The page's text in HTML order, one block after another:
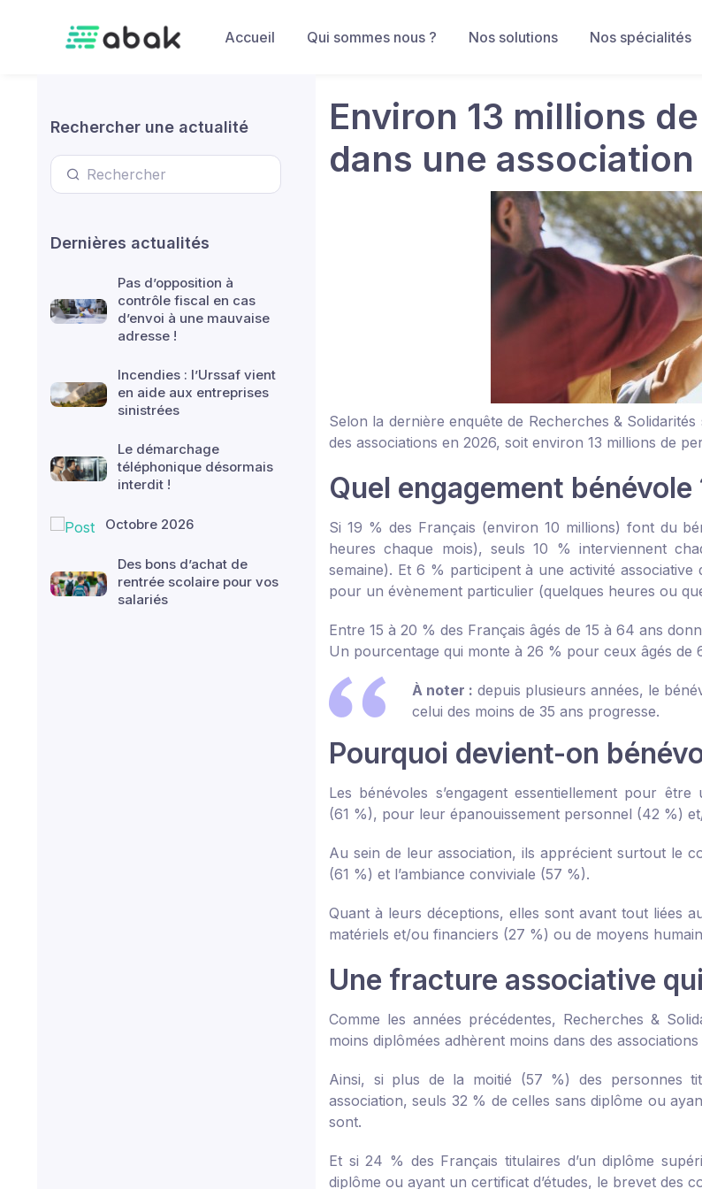
Accueil Qui sommes nous ? Nos solutions Nos spécialités
Rechercher une actualité
Dernières actualités
Pas d’opposition à
contrôle fiscal en cas
d’envoi à une mauvaise
adresse !
Incendies : l’Urssaf vient
en aide aux entreprises
sinistrées
Le démarchage
téléphonique désormais
interdit !
Octobre 2026
Des bons d’achat de
rentrée scolaire pour vos
salariés
Environ 13 millions
dans une association
Selon la dernière enquête de Recherches &
des associations en 2026, soit environ 13 millions de
Quel engagement bénévole
Si 19 % des Français (environ 10 millions) font du
heures chaque mois), seuls 10 % interviennent
semaine). Et 6 % participent à une activité
pour un évènement particulier (quelques heures ou
Entre 15 à 20 % des Français âgés de 15 à 64 ans
Un pourcentage qui monte à 26 % pour ceux âgés
À noter : depuis plusieurs années, le
celui des moins de 35 ans progresse.
Pourquoi devient-on
Les bénévoles s’engagent essentiellement pour
(61 %), pour leur épanouissement personnel (42 %)
Au sein de leur association, ils apprécient surtout le
(61 %) et l’ambiance conviviale (57 %).
Quant à leurs déceptions, elles sont avant tout liées
matériels et/ou financiers (27 %) ou de moyens
Une fracture associative
Comme les années précédentes, Recherches &
moins diplômées adhèrent moins dans des
Ainsi, si plus de la moitié (57 %) des personnes
association, seuls 32 % de celles sans diplôme ou
sont.
Et si 24 % des Français titulaires d’un diplôme
diplôme ou ayant un certificat d’études, le brevet des